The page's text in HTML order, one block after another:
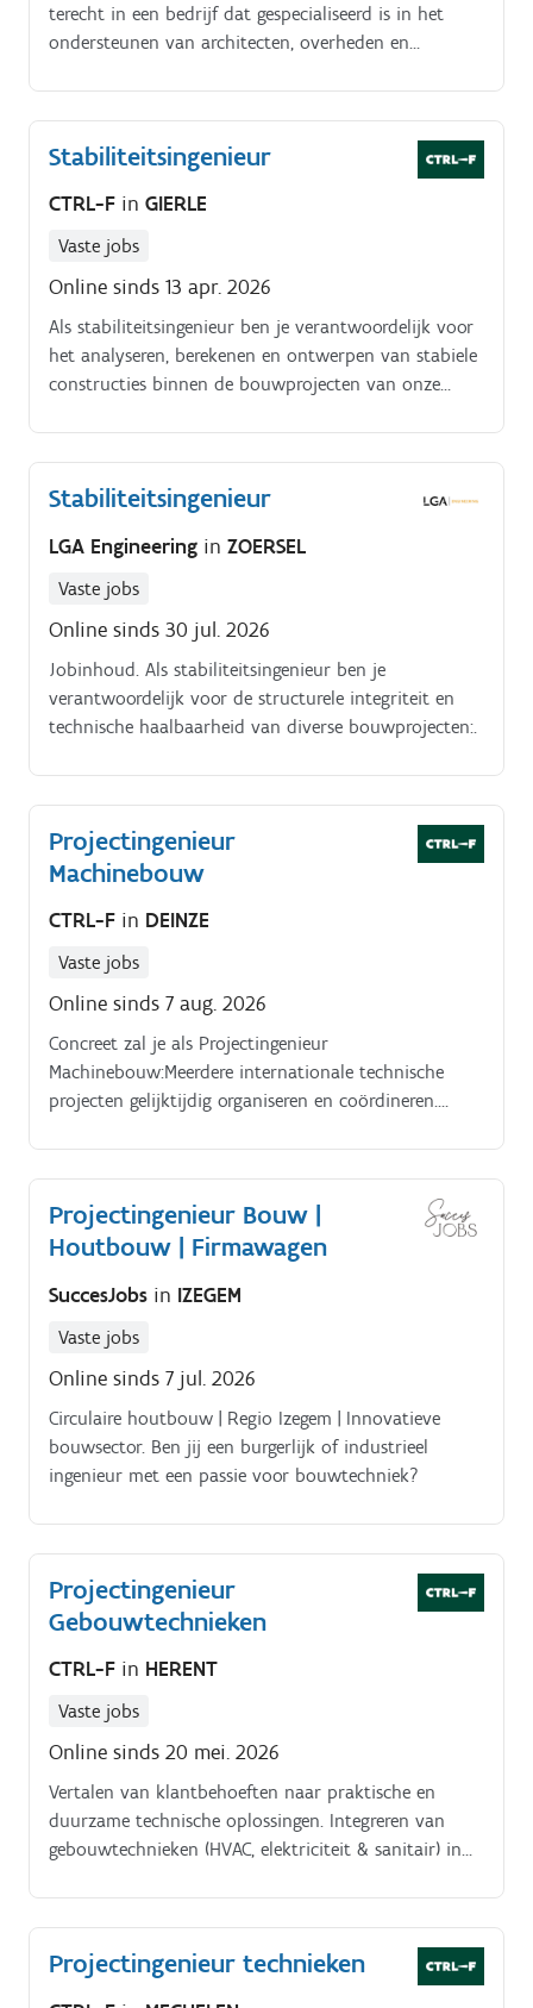
terecht in een bedrijf dat gespecialiseerd is in het
ondersteunen van architecten, overheden en
installaties voor residentiële, publieke, industriële en
tertiaire projecten.
Stabiliteitsingenieur
CTRL-F in GIERLE
Vaste jobs
Online sinds 13 apr. 2026
Als stabiliteitsingenieur ben je verantwoordelijk voor
het analyseren, berekenen en ontwerpen van stabiele
constructies binnen de bouwprojecten van onze
innovatieve oplossingen te komen.
Stabiliteitsingenieur
LGA Engineering in ZOERSEL
Vaste jobs
Online sinds 30 jul. 2026
Jobinhoud. Als stabiliteitsingenieur ben je
verantwoordelijk voor de structurele integriteit en
technische haalbaarheid van diverse bouwprojecten:.
Projectingenieur
Machinebouw
CTRL-F in DEINZE
Vaste jobs
Online sinds 7 aug. 2026
Concreet zal je als Projectingenieur
Machinebouw:Meerdere internationale technische
projecten gelijktijdig organiseren en coördineren.
kwaliteit.
Projectingenieur Bouw |
Houtbouw | Firmawagen
SuccesJobs in IZEGEM
Vaste jobs
Online sinds 7 jul. 2026
Circulaire houtbouw | Regio Izegem | Innovatieve
bouwsector. Ben jij een burgerlijk of industrieel
ingenieur met een passie voor bouwtechniek?
Projectingenieur
Gebouwtechnieken
CTRL-F in HERENT
Vaste jobs
Online sinds 20 mei. 2026
Vertalen van klantbehoeften naar praktische en
duurzame technische oplossingen. Integreren van
gebouwtechnieken (HVAC, elektriciteit & sanitair) in
Projectingenieur technieken